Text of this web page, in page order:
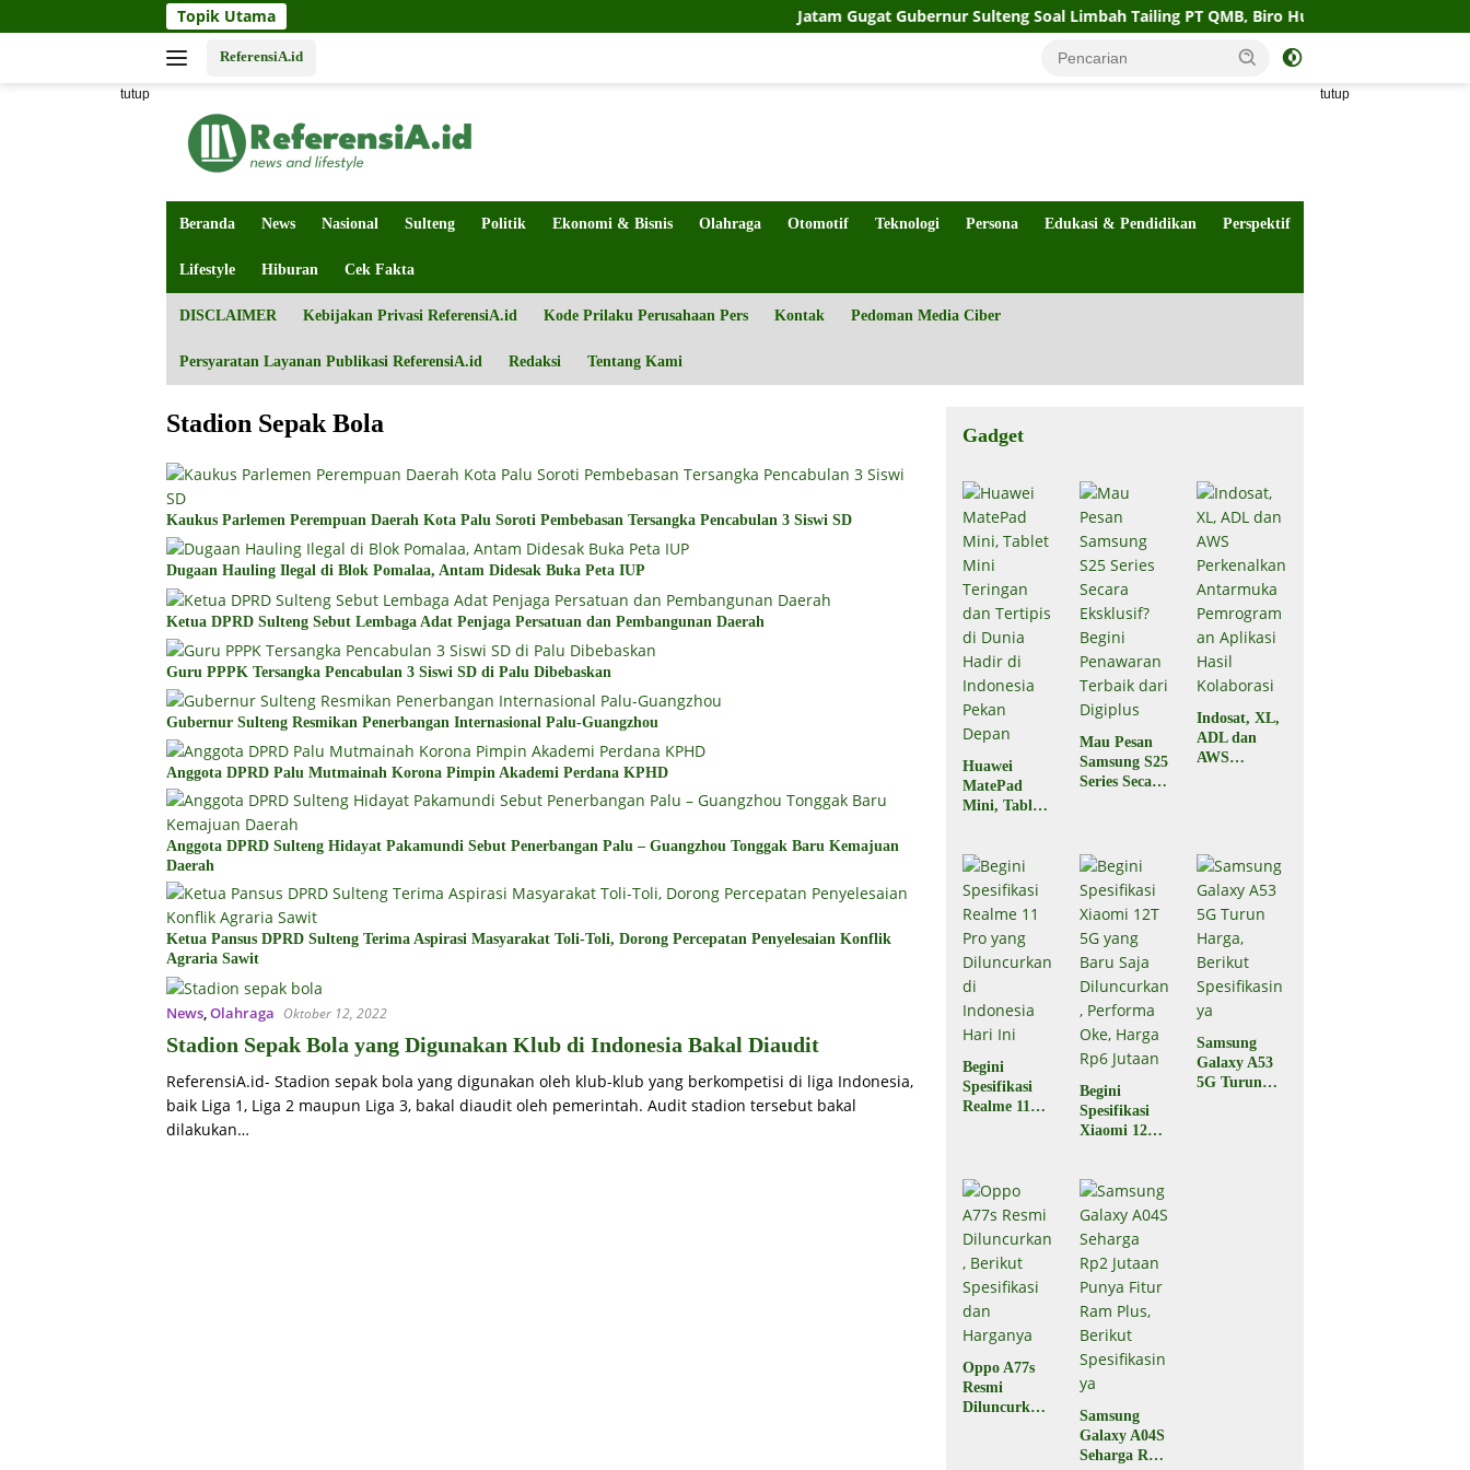
ke
Topik Utama Jatam Gugat Gubernur Sulteng Soal Limbah Tailing PT QMB, Biro Hukum Sebut Pemprov Siap
ReferensiA.id
tutup tutup
Beranda News Nasional Sulteng Politik Ekonomi & Bisnis Olahraga Otomotif Teknologi Persona Edukasi & Pendidikan Perspektif
Lifestyle Hiburan Cek Fakta
DISCLAIMER Kebijakan Privasi ReferensiA.id Kode Prilaku Perusahaan Pers Kontak Pedoman Media Ciber
Persyaratan Layanan Publikasi ReferensiA.id Redaksi Tentang Kami
Stadion Sepak Bola
Kaukus Parlemen Perempuan Daerah Kota Palu Soroti Pembebasan Tersangka Pencabulan 3 Siswi SD
Dugaan Hauling Ilegal di Blok Pomalaa, Antam Didesak Buka Peta IUP
Ketua DPRD Sulteng Sebut Lembaga Adat Penjaga Persatuan dan Pembangunan Daerah
Guru PPPK Tersangka Pencabulan 3 Siswi SD di Palu Dibebaskan
Gubernur Sulteng Resmikan Penerbangan Internasional Palu-Guangzhou
Anggota DPRD Palu Mutmainah Korona Pimpin Akademi Perdana KPHD
Anggota DPRD Sulteng Hidayat Pakamundi Sebut Penerbangan Palu – Guangzhou Tonggak Baru Kemajuan
Daerah
Ketua Pansus DPRD Sulteng Terima Aspirasi Masyarakat Toli-Toli, Dorong Percepatan Penyelesaian Konflik
Agraria Sawit
News Olahraga Oktober 12, 2022
Stadion Sepak Bola yang Digunakan Klub di Indonesia Bakal Diaudit
ReferensiA.id- Stadion sepak bola yang digunakan oleh klub-klub yang berkompetisi di liga Indonesia,
baik Liga 1, Liga 2 maupun Liga 3, bakal diaudit oleh pemerintah. Audit stadion tersebut bakal
dilakukan…
Gadget
Huawei
MatePad
Mini, Tablet
Tertipis di
Dunia Hadir
di Indonesia
Pekan Depan
Mau Pesan
Samsung S25
Series Secara
Terbaik dari
Digiplus
Indosat, XL,
ADL dan
AWS
Hasil
Kolaborasi
Begini
Spesifikasi
Realme 11
Hari Ini
Begini
Spesifikasi
Xiaomi 12T
Diluncurkan,
Performa
Oke, Harga
Rp6 Jutaan
Samsung
Galaxy A53
5G Turun
Oppo A77s
Resmi
Diluncurkan,
Samsung
Galaxy A04S
Seharga Rp2